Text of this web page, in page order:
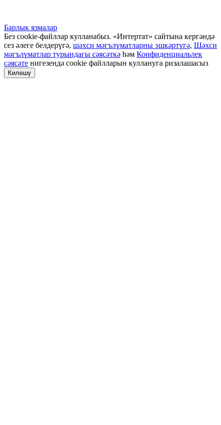
Барлык язмалар
Без cookie-файллар кулланабыз. «Интертат» сайтына кергәндә
сез әлеге белдерүгә, шәхси мәгълүматларны эшкәртүгә, Шәхси
мәгълүматлар турындагы сәясәткә һәм Конфиденциальлек
сәясәте нигезендә cookie файлларын куллануга ризалашасыз
Килешү